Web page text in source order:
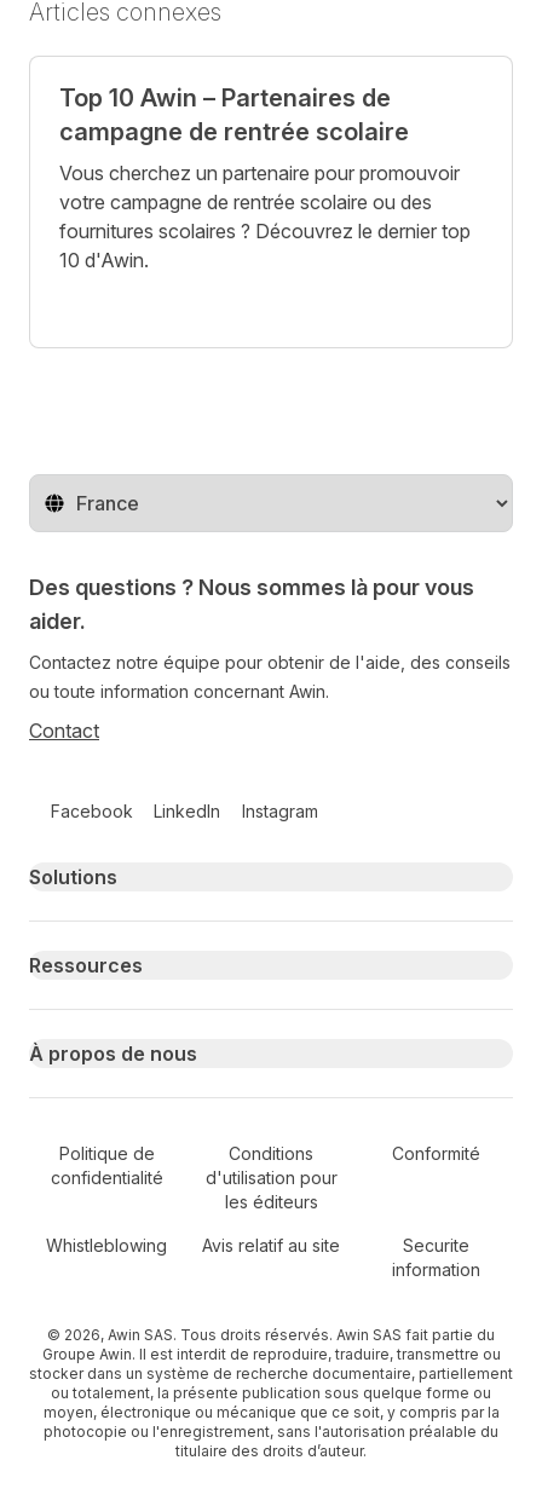
Articles connexes
Top 10 Awin – Partenaires de
campagne de rentrée scolaire
Vous cherchez un partenaire pour promouvoir
votre campagne de rentrée scolaire ou des
fournitures scolaires ? Découvrez le dernier top
10 d'Awin.
Changer de pays
Des questions ? Nous sommes là pour vous
aider.
Contactez notre équipe pour obtenir de l'aide, des conseils
ou toute information concernant Awin.
Contact
Facebook LinkedIn Instagram
Primary footer navigation
Solutions
Ressources
À propos de nous
Secondary Footer Navigation
Politique de
confidentialité
Conditions
d'utilisation pour
les éditeurs
Conformité
Whistleblowing Avis relatif au site
Securite
information
© 2026, Awin SAS. Tous droits réservés. Awin SAS fait partie du
Groupe Awin. Il est interdit de reproduire, traduire, transmettre ou
stocker dans un système de recherche documentaire, partiellement
ou totalement, la présente publication sous quelque forme ou
moyen, électronique ou mécanique que ce soit, y compris par la
photocopie ou l'enregistrement, sans l'autorisation préalable du
titulaire des droits d’auteur.